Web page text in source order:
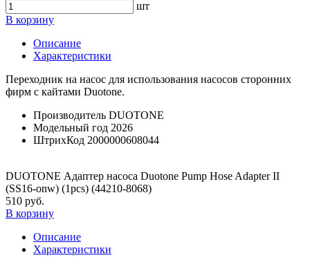
шт
В корзину
Описание
Характеристики
Переходник на насос для использования насосов сторонних
фирм с кайтами Duotone.
Производитель DUOTONE
Модельный год 2026
ШтрихКод 2000000608044
DUOTONE Адаптер насоса Duotone Pump Hose Adapter II
(SS16-onw) (1pcs) (44210-8068)
510 руб.
В корзину
Описание
Характеристики